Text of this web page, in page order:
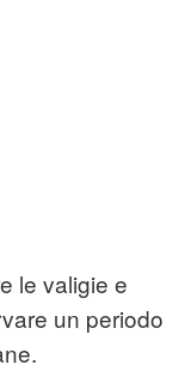
le valigie e
un periodo